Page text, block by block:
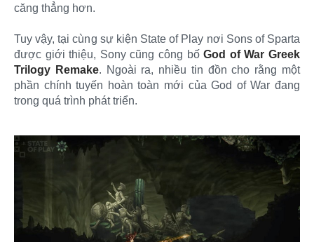
căng thẳng hơn.
Tuy vậy, tại cùng sự kiện State of Play nơi Sons of Sparta
được giới thiệu, Sony cũng công bốGod of War Greek
Trilogy Remake. Ngoài ra, nhiều tin đồn cho rằng một
phần chính tuyến hoàn toàn mới của God of War đang
trong quá trình phát triển.